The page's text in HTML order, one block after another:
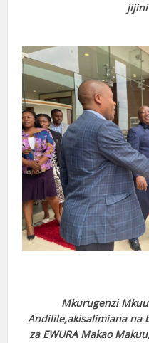
jijini
Mkurugenzi Mkuu
Andilile,akisalimiana na
za EWURA Makao